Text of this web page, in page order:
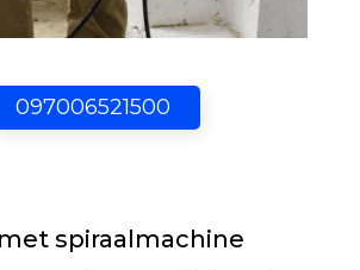
097006521500
spiraalmachine